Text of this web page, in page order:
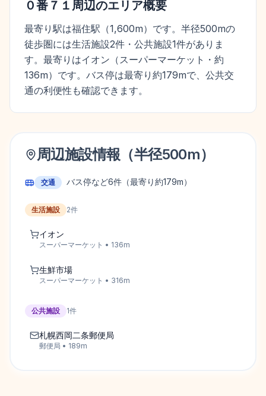
０番７１ 周辺のエリア概要
最寄り駅は福住駅（1,600m）です。半径500mの
徒歩圏には生活施設2件・公共施設1件がありま
す。最寄りはイオン（スーパーマーケット・約
136m）です。バス停は最寄り約179mで、公共交
通の利便性も確認できます。
周辺施設情報（半径500m）
交通 バス停など6件 （最寄り約179m）
生活施設 2件
イオン
スーパーマーケット • 136m
生鮮市場
スーパーマーケット • 316m
公共施設 1件
札幌西岡二条郵便局
郵便局 • 189m